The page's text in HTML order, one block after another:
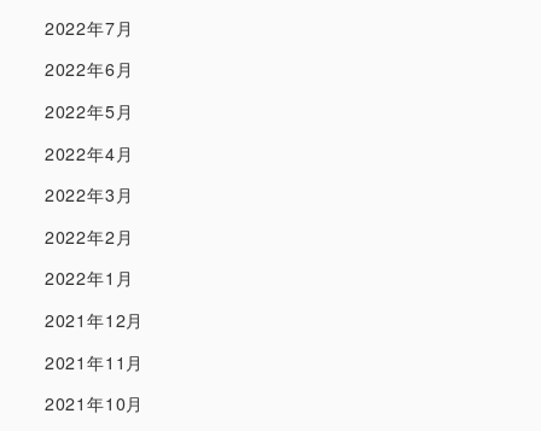
2022年7月
2022年6月
2022年5月
2022年4月
2022年3月
2022年2月
2022年1月
2021年12月
2021年11月
2021年10月